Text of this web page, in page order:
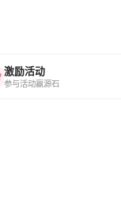
激励活动
参与活动赢源石